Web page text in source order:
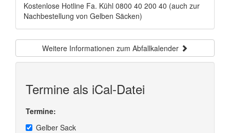
Kostenlose Hotline Fa. Kühl 0800 40 200 40 (auch zur
Nachbestellung von Gelben Säcken)
Weitere Informationen zum Abfallkalender
Termine als iCal-Datei
Termine:
Gelber Sack